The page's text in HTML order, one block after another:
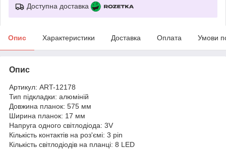
Доступна доставка
Опис Характеристики Доставка Оплата Умови
Опис
Артикул: ART-12178
Тип підкладки: алюміній
Довжина планок: 575 мм
Ширина планок: 17 мм
Напруга одного світлодіода: 3V
Кількість контактів на роз'ємі: 3 pin
Кількість світлодіодів на планці: 8 LED